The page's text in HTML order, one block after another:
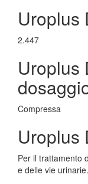
Uroplus
2.447
Uroplus
Compressa
Uroplus
Per il trattamento
e delle vie urinarie.